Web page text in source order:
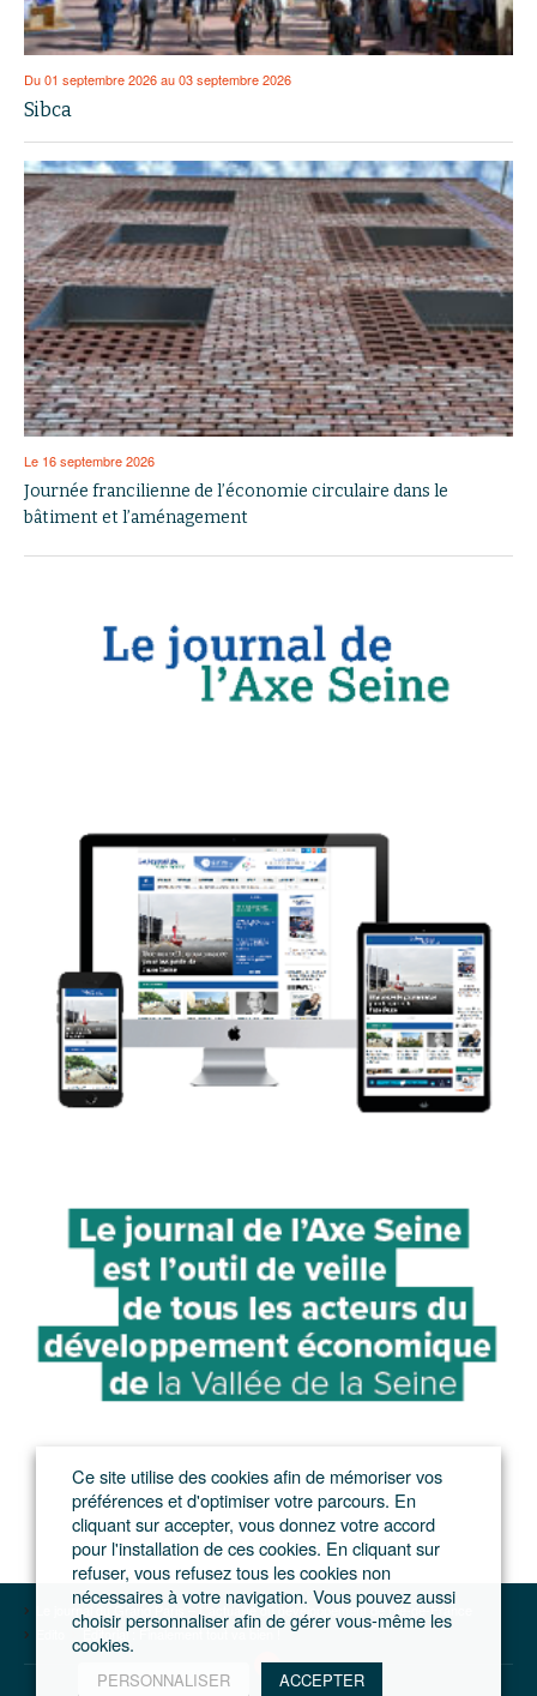
Du 01 septembre 2026 au 03 septembre 2026
Sibca
Le 16 septembre 2026
Journée francilienne de l’économie circulaire dans le
bâtiment et l’aménagement
Le journal du Grand Paris – L'actualité du développement de l'Ile-de-France
Editorial : Finalement tout va bien !
Ce site utilise des cookies afin de mémoriser vos
préférences et d'optimiser votre parcours. En
cliquant sur accepter, vous donnez votre accord
pour l'installation de ces cookies. En cliquant sur
refuser, vous refusez tous les cookies non
nécessaires à votre navigation. Vous pouvez aussi
choisir personnaliser afin de gérer vous-même les
cookies.
PERSONNALISER ACCEPTER